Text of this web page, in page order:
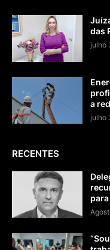
das
julho
a
julho
RECENTES